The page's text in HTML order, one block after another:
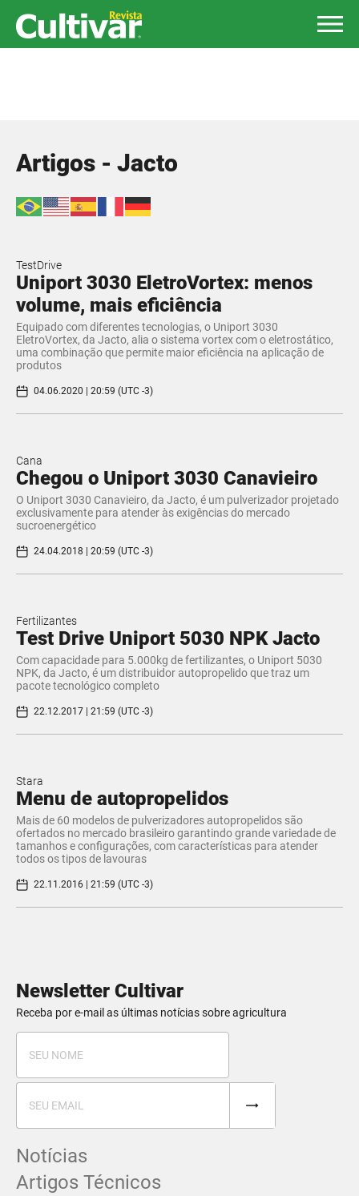
Artigos - Jacto
TestDrive
Uniport 3030 EletroVortex: menos
volume, mais eficiência
​Equipado com diferentes tecnologias, o Uniport 3030
EletroVortex, da Jacto, alia o sistema vortex com o eletrostático,
uma combinação que permite maior eficiência na aplicação de
produtos
04.06.2020 | 20:59 (UTC -3)
Cana
Chegou o Uniport 3030 Canavieiro
O Uniport 3030 Canavieiro, da Jacto, é um pulverizador projetado
exclusivamente para atender às exigências do mercado
sucroenergético
24.04.2018 | 20:59 (UTC -3)
Fertilizantes
Test Drive Uniport 5030 NPK Jacto
Com capacidade para 5.000kg de fertilizantes, o Uniport 5030
NPK, da Jacto, é um distribuidor autopropelido que traz um
pacote tecnológico completo
22.12.2017 | 21:59 (UTC -3)
Stara
​Menu de autopropelidos
Mais de 60 modelos de pulverizadores autopropelidos são
ofertados no mercado brasileiro garantindo grande variedade de
tamanhos e configurações, com características para atender
todos os tipos de lavouras
22.11.2016 | 21:59 (UTC -3)
Newsletter Cultivar
Receba por e-mail as últimas notícias sobre agricultura
Notícias
Artigos Técnicos